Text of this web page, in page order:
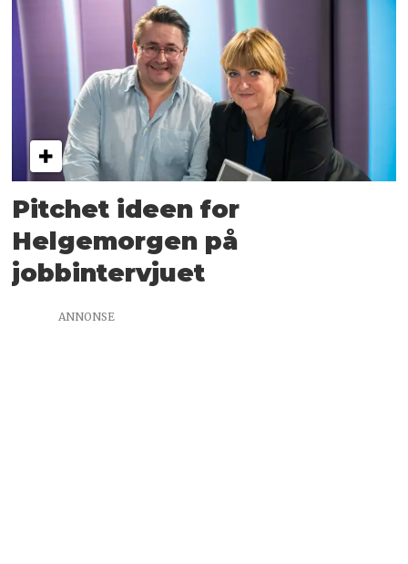
Pitchet ideen for
Helgemorgen på
jobbintervjuet
ANNONSE